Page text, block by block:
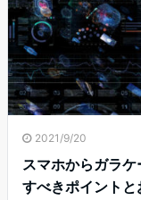
2021/9/20
スマホからガラ
すべきポイント